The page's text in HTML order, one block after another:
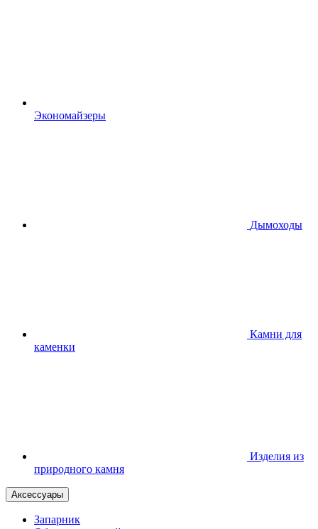
Экономайзеры
Дымоходы
Камни для
каменки
Изделия из
природного камня
Аксессуары
Запарник